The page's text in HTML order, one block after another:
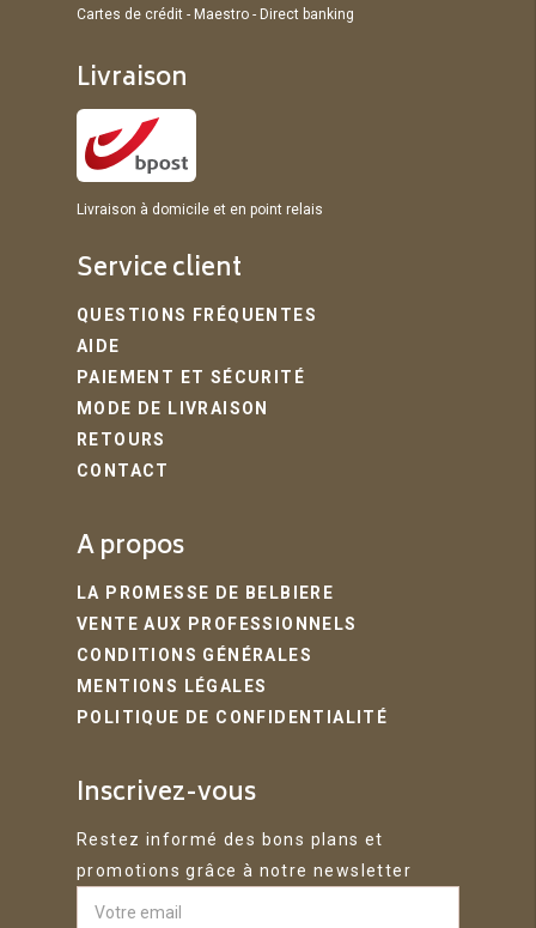
Cartes de crédit - Maestro - Direct banking
Livraison
Livraison à domicile et en point relais
Service client
QUESTIONS FRÉQUENTES
AIDE
PAIEMENT ET SÉCURITÉ
MODE DE LIVRAISON
RETOURS
CONTACT
A propos
LA PROMESSE DE BELBIERE
VENTE AUX PROFESSIONNELS
CONDITIONS GÉNÉRALES
MENTIONS LÉGALES
POLITIQUE DE CONFIDENTIALITÉ
Inscrivez-vous
Restez informé des bons plans et
promotions grâce à notre newsletter